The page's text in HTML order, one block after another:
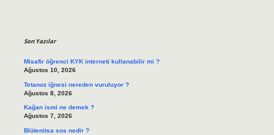
Son Yazılar
Misafir öğrenci KYK interneti kullanabilir mi ?
Ağustos 10, 2026
Tetanoz iğnesi nereden vuruluyor ?
Ağustos 8, 2026
Kağan ismi ne demek ?
Ağustos 7, 2026
Blütenitsa sos nedir ?